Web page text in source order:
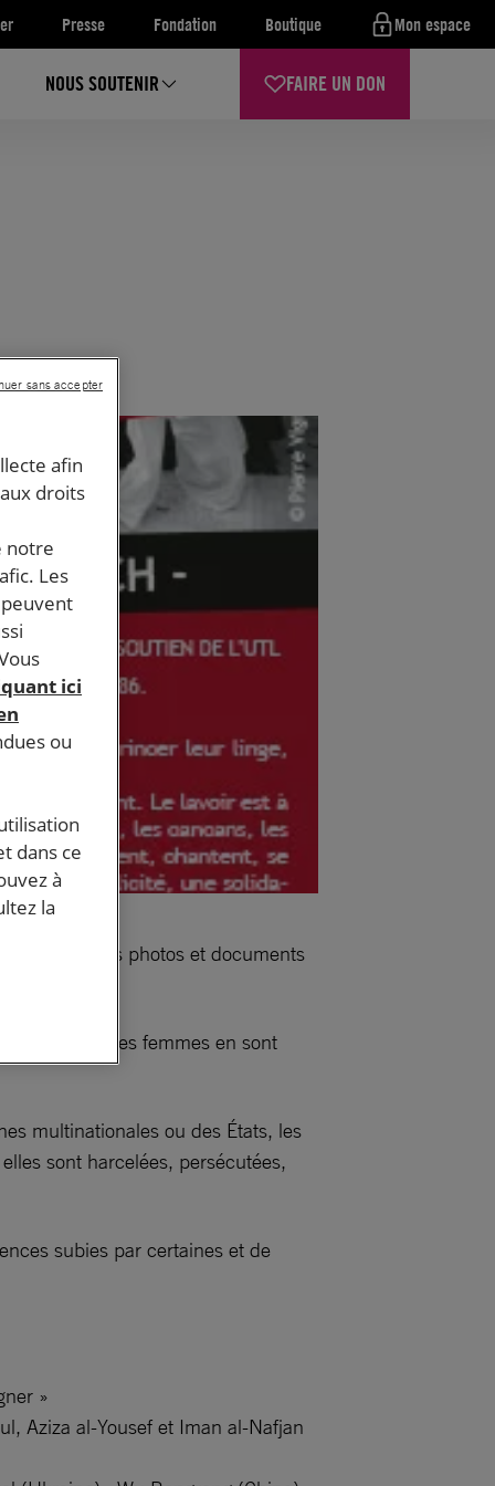
Presse Fondation Boutique Mon espace
NOUS SOUTENIR FAIRE UN DON
des photos et documents
les femmes en sont
multinationales ou des États, les
sont harcelées, persécutées,
subies par certaines et de
»
Aziza al-Yousef et Iman al-Nafjan
afin
droits
notre
Les
ici
ou
dans ce
à
la
sans accepter